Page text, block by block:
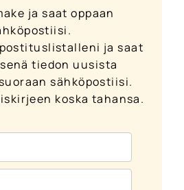
ja saat oppaan
ja saat
tiedon uusista
sähköpostiisi.
koska tahansa.